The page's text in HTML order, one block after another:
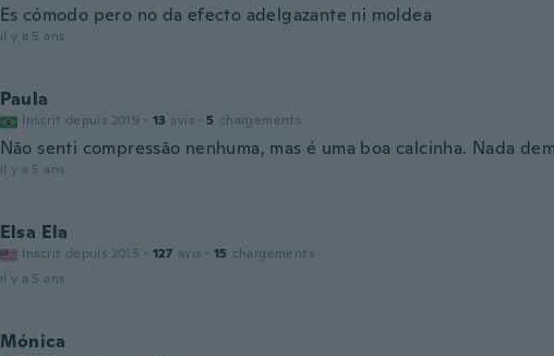
Es cómodo pero no da efecto adelgazante ni moldea
il y a 5 ans
Paula
Inscrit depuis 2019 · 13 avis · 5 chargements
Não senti compressão nenhuma, mas é uma boa calcinha. Nada
il y a 5 ans
Elsa Ela
Inscrit depuis 2015 · 127 avis · 15 chargements
il y a 5 ans
Mónica